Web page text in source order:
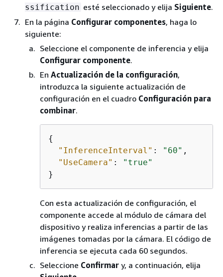
ssification esté seleccionado y elija Siguiente.
En la página Configurar componentes, haga lo
siguiente:
Seleccione el componente de inferencia y elija
Configurar componente.
En Actualización de la configuración,
introduzca la siguiente actualización de
configuración en el cuadro Configuración para
combinar.
{
"InferenceInterval" : "60" ,
"UseCamera" :
"true"
}
Con esta actualización de configuración, el
componente accede al módulo de cámara del
dispositivo y realiza inferencias a partir de las
imágenes tomadas por la cámara. El código de
inferencia se ejecuta cada 60 segundos.
Seleccione Confirmar y, a continuación, elija